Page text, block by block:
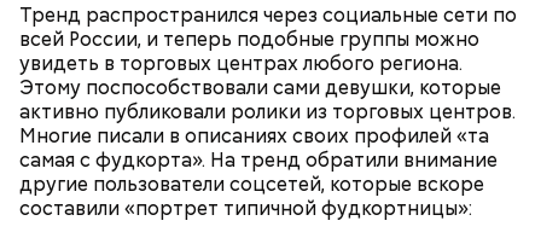
Тренд распространился через социальные сети по
всей России, и теперь подобные группы можно
увидеть в торговых центрах любого региона.
Этому поспособствовали сами девушки, которые
активно публиковали ролики из торговых центров.
Многие писали в описаниях своих профилей «та
самая с фудкорта». На тренд обратили внимание
другие пользователи соцсетей, которые вскоре
составили «портрет типичной фудкортницы»: